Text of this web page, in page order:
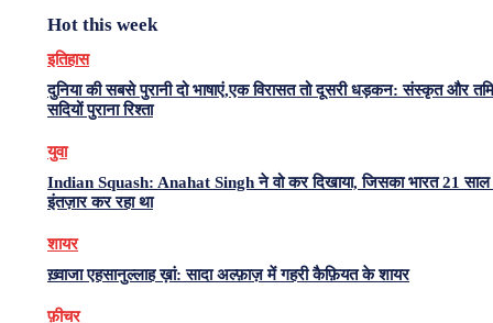
Hot this week
इतिहास
दुनिया की सबसे पुरानी दो भाषाएं,एक विरासत तो दूसरी धड़कन: संस्कृत और
सदियों पुराना रिश्ता
युवा
Indian Squash: Anahat Singh ने वो कर दिखाया, जिसका भारत 21
इंतज़ार कर रहा था
शायर
ख़्वाजा एहसानुल्लाह ख़ां: सादा अल्फ़ाज़ में गहरी कैफ़ियत के शायर
फ़ीचर